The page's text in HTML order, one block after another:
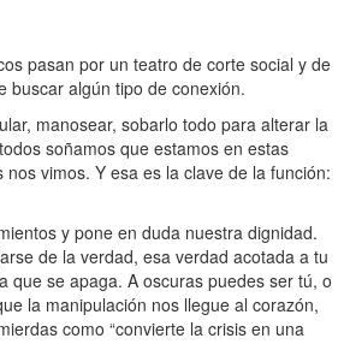
pasan por un teatro de corte social y de
buscar algún tipo de conexión.
manosear, sobarlo todo para alterar la
soñamos que estamos en estas
vimos. Y esa es la clave de la función:
y pone en duda nuestra dignidad.
de la verdad, esa verdad acotada a tu
que se apaga. A oscuras puedes ser tú, o
la manipulación nos llegue al corazón,
como “convierte la crisis en una